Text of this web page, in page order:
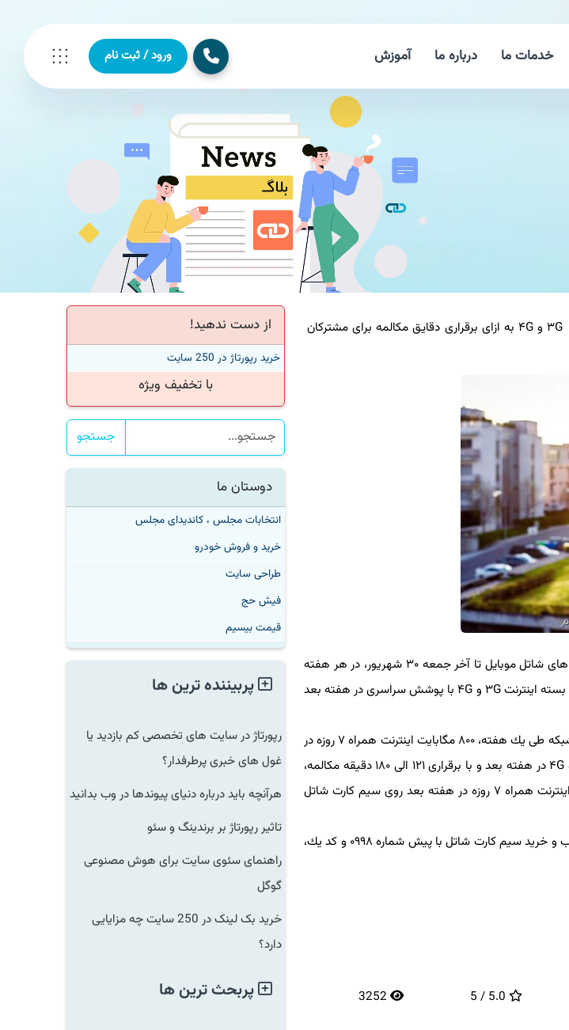
خدمات ما درباره ما آموزش ورود / ثبت نام
به گزارش لینك بگیر دات كام شاتل موبایل از اجرای طرح ویژه اعطای حجم اینترنت مجانی ۳G و ۴G به ازای برقراری دقایق مكالمه برای مشتركان
به گزارش سرویس بازار ایسنا، بنابر اعلام شاتل موبایل، مشتركان قدیمی و جدید سیم كارت های شاتل موبایل تا آخر جمعه ۳۰ شهریور، در هر هفته
ای كه حداقل ۳۰ دقیقه تماس خروجی خارج از شبكه برقرار كرده باشند، تا سقف ۲۰ گیگابایت بسته اینترنت ۳G و ۴G با پوشش سراسری در هفته بعد
به صورت هفتگی و در صورت برقراری حداقل ۳۰ دقیقه مكالمه خارج از شبكه طی یك هفته، ۸۰۰ مگابایت اینترنت همراه ۷ روزه در
خلال هفته بعد، در ازای ۶۱ الی ۱۲۰ دقیقه مكالمه طی یك هفته، ۵/۱ گیگابایت ترافیك ۳G و ۴G در هفته بعد و با برقراری ۱۲۱ الی ۱۸۰ دقیقه مكالمه،
۵/۳ گیگابایت اینترنت هفتگی و در صورت برقراری بیش از ۱۸۱ دقیقه مكالمه، ۲۰ گیگابایت اینترنت همراه ۷ روزه در هفته بعد روی سیم كارت شاتل
متقاضیان برای كسب اطلاعات بیشتر درباره طرح ها و بسته های جدید شاتل موبایل و انتخاب و خرید سیم كارت شاتل با پیش شماره ۰۹۹۸ و كد یك،
5.0 / 5
3252
از دست ندهید!
خرید رپورتاژ در 250 سایت
با تخفیف ویژه
جستجو
دوستان ما
انتخابات مجلس ، کاندیدای مجلس
خرید و فروش خودرو
طراحی سایت
فیش حج
قیمت بیسیم
پربیننده ترین ها
رپورتاژ در سایت های تخصصی کم بازدید یا
غول های خبری پرطرفدار؟
هرآنچه باید درباره دنیای پیوندها در وب بدانید
تاثیر رپورتاژ بر برندینگ و سئو
راهنمای سئوی سایت برای هوش مصنوعی
گوگل
خرید بک لینک در 250 سایت چه مزایایی
دارد؟
پربحث ترین ها